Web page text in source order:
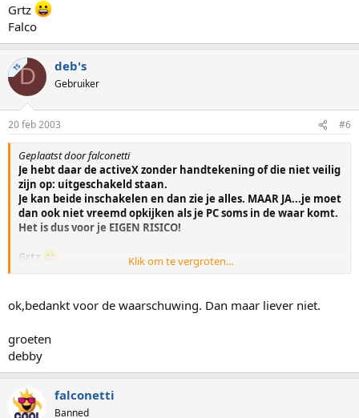
Grtz
Falco
TSD deb's
Gebruiker
20 feb 2003 #6
Geplaatst door falconetti
Je hebt daar de activeX zonder handtekening of die niet veilig
zijn op: uitgeschakeld staan.
Je kan beide inschakelen en dan zie je alles. MAAR JA...je moet
dan ook niet vreemd opkijken als je PC soms in de waar komt.
Het is dus voor je EIGEN RISICO!
Grtz
Falco
Klik om te vergroten...
ok,bedankt voor de waarschuwing. Dan maar liever niet.
groeten
debby
falconetti
Banned